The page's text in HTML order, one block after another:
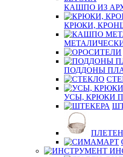
КАШПО ИЗ
КРЮКИ,
ПОДДОНЫ
УСЫ, КРЮКИ